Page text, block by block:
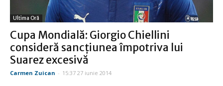
Ultima Oră
Cupa Mondială: Giorgio Chiellini
consideră sancţiunea împotriva lui
Suarez excesivă
Carmen Zuican - 15:37 27 iunie 2014